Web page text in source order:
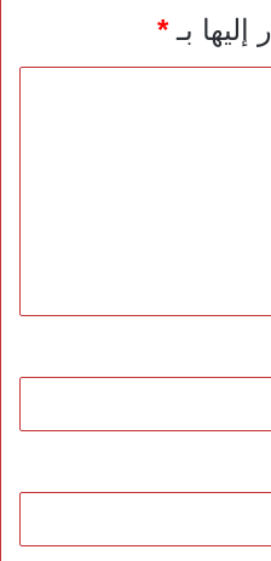
إليها بـ*